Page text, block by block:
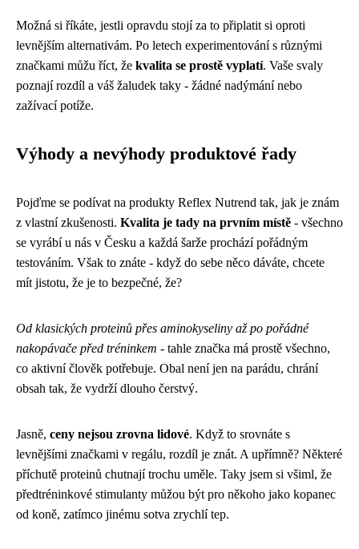
Možná si říkáte, jestli opravdu stojí za to připlatit si oproti
levnějším alternativám. Po letech experimentování s různými
značkami můžu říct, že kvalita se prostě vyplatí. Vaše svaly
poznají rozdíl a váš žaludek taky - žádné nadýmání nebo
zažívací potíže.
Výhody a nevýhody produktové řady
Pojďme se podívat na produkty Reflex Nutrend tak, jak je znám
z vlastní zkušenosti. Kvalita je tady na prvním místě - všechno
se vyrábí u nás v Česku a každá šarže prochází pořádným
testováním. Však to znáte - když do sebe něco dáváte, chcete
mít jistotu, že je to bezpečné, že?
Od klasických proteinů přes aminokyseliny až po pořádné
nakopávače před tréninkem - tahle značka má prostě všechno,
co aktivní člověk potřebuje. Obal není jen na parádu, chrání
obsah tak, že vydrží dlouho čerstvý.
Jasně, ceny nejsou zrovna lidové. Když to srovnáte s
levnějšími značkami v regálu, rozdíl je znát. A upřímně? Některé
příchutě proteinů chutnají trochu uměle. Taky jsem si všiml, že
předtréninkové stimulanty můžou být pro někoho jako kopanec
od koně, zatímco jinému sotva zrychlí tep.